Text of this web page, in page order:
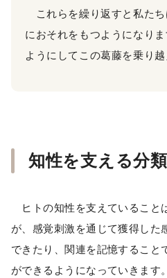
これらを繰り返すと私たち
におそれをもつようになり
ようにしてこの葛藤を乗り
知性を支える分
ヒトの知性を支えていること
が、感覚刺激を通じて獲得した
できたり、関連を記憶すること
ができるようになっていきます。